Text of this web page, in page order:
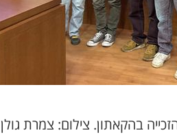
בהקאתון. צילום: צמרת גולן